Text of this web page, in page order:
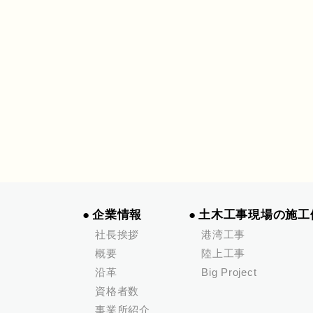
企業情報
社長挨拶
概要
沿革
資格者数
事業所紹介
土木工事現場の施工
港湾工事
陸上工事
Big Project